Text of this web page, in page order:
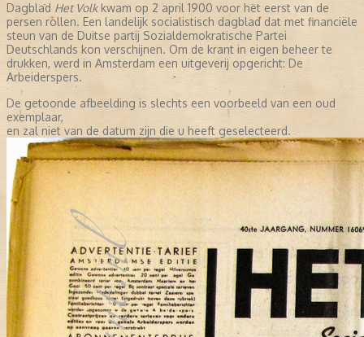
Dagblad Het Volkkwam op 2 april 1900 voor het eerst van de
persen rollen. Een landelijk socialistisch dagblad dat met financiële
steun van de Duitse partij Sozialdemokratische Partei
Deutschlands kon verschijnen. Om de krant in eigen beheer te
drukken, werd in Amsterdam een uitgeverij opgericht: De
Arbeiderspers.
De getoonde afbeelding is slechts een voorbeeld van een oud
exemplaar,
en zal niet van de datum zijn die u heeft geselecteerd.